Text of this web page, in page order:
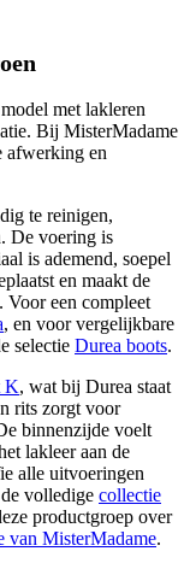
met lakleren
Bij MisterMadame
afwerking en
te reinigen,
De voering is
is ademend, soepel
en maakt de
Voor een compleet
, en voor vergelijkbare
selectie Durea boots.
K, wat bij Durea staat
rits zorgt voor
binnenzijde voelt
lakleer aan de
alle uitvoeringen
volledige collectie
productgroep over
van MisterMadame.